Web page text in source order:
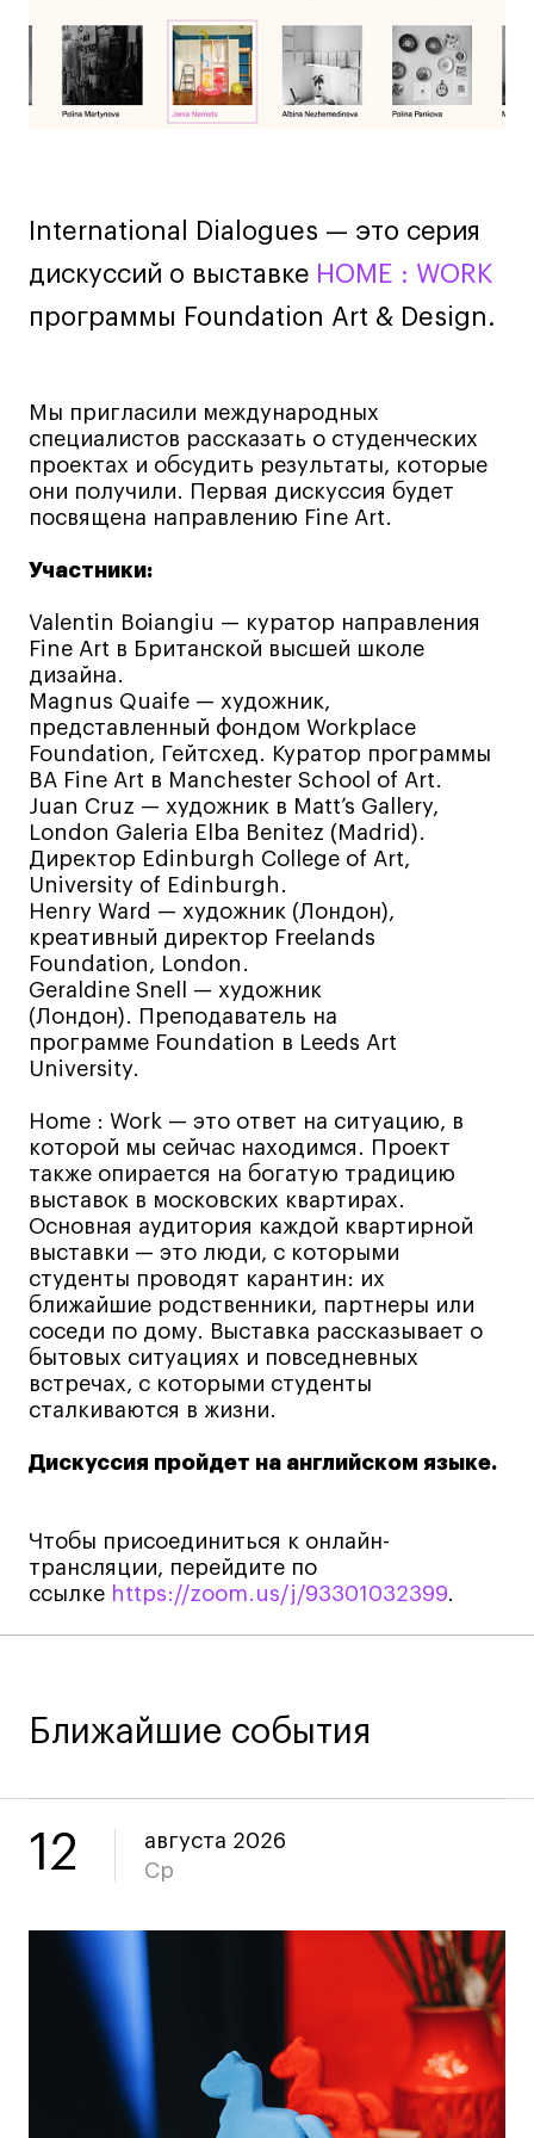
Дизайн интерьера
Дизайн одежды
Стайлинг
Современная живопись
Все программы
Контент
Иллюстрация
Диджитал
Интерьер
Лайфстайл
Онлайн
Маркетинг и генерация лидов
Искусство
Фотография
Очно + онлайн
Все программы
Техникум
Специалист кино- и медиапродакшена
Графический дизайнер
Цифровой маркетолог
Технолог-конструктор одежды
Все программы
Для школьников
Интенсивы
Среднесрочные
Долгосрочные
Все программы
События
Блог
Преподаватели
Лицензии и аккредитации
Партнеры
Контакты
Поступающим
Условия поступления
Стоимость обучения
Иностранным студентам
График учебного года
Вопросы и ответы
International Dialogues — это серия
дискуссий о выставке HOME : WORK
программы Foundation Art & Design.
Мы пригласили международных
специалистов рассказать о студенческих
проектах и ​​обсудить результаты, которые
они получили. Первая дискуссия будет
посвящена направлению Fine Art.
Участники:
Valentin Boiangiu — куратор направления
Fine Art в Британской высшей школе
дизайна.
Magnus Quaife — художник,
представленный фондом Workplace
Foundation, Гейтсхед. Куратор программы
BA Fine Art в Manchester School of Art.
Juan Cruz — художник в Matt’s Gallery,
London Galeria Elba Benitez (Madrid).
Директор Edinburgh College of Art,
University of Edinburgh.
Henry Ward — художник (Лондон),
креативный директор Freelands
Foundation, London.
Geraldine Snell — художник
(Лондон). Преподаватель на
программе Foundation в Leeds Art
University.
Home : Work — это ответ на ситуацию, в
которой мы сейчас находимся. Проект
также опирается на богатую традицию
выставок в московских квартирах.
Основная аудитория каждой квартирной
выставки — это люди, с которыми
студенты проводят карантин: их
ближайшие родственники, партнеры или
соседи по дому. Выставка рассказывает о
бытовых ситуациях и повседневных
встречах, с которыми студенты
сталкиваются в жизни.
Дискуссия пройдет на английском языке.
Чтобы присоединиться к онлайн-
трансляции, перейдите по
ссылке https://zoom.us/j/93301032399.
Ближайшие события
12
августа 2026
Ср